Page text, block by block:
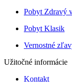
Pobyt Zdravý
Pobyt Klasik
Vernostné
Užitočné informácie
Kontakt